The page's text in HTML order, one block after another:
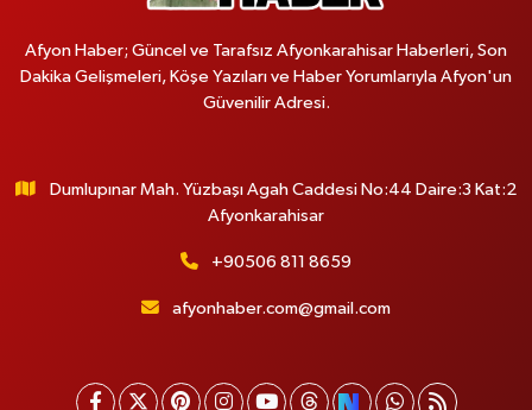
Afyon Haber; Güncel ve Tarafsız Afyonkarahisar Haberleri, Son
Dakika Gelişmeleri, Köşe Yazıları ve Haber Yorumlarıyla Afyon'un
Güvenilir Adresi.
Dumlupınar Mah. Yüzbaşı Agah Caddesi No:44 Daire:3 Kat:2
Afyonkarahisar
+90506 811 8659
afyonhaber.com@gmail.com